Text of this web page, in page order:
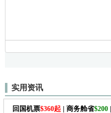
实用资讯
回国机票$360起 | 商务舱省$200